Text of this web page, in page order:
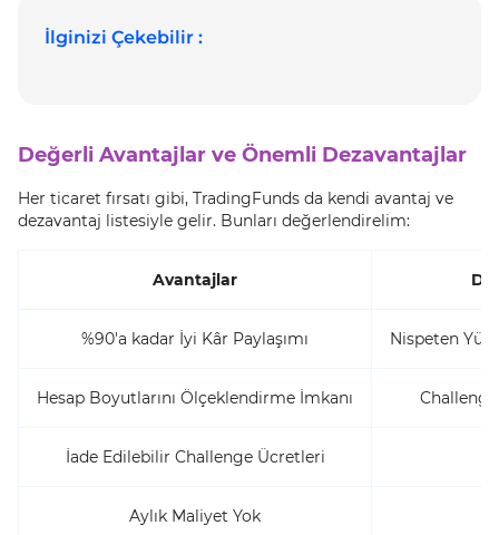
İlginizi Çekebilir :
Değerli Avantajlar ve Önemli Dezavantajlar
Her ticaret fırsatı gibi, TradingFunds da kendi avantaj ve
dezavantaj listesiyle gelir. Bunları değerlendirelim:
Avantajlar
%90'a kadar İyi Kâr Paylaşımı Nispeten
Hesap Boyutlarını Ölçeklendirme İmkanı
İade Edilebilir Challenge Ücretleri
Aylık Maliyet Yok